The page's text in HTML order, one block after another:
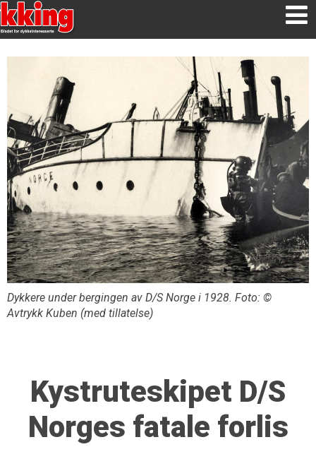
Dykkere under bergingen av D/S Norge i 1928. Foto: ©
Avtrykk Kuben (med tillatelse)
Kystruteskipet D/S
Norges fatale forlis